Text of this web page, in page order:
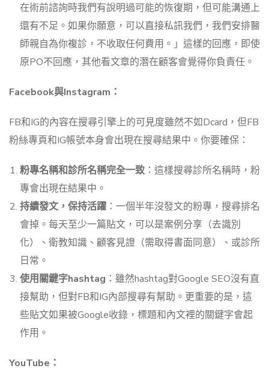
在術前諮詢時我們有說明過可能的恢復期，但可能溝通上
還有不足。如果你願意，可以直接私訊我們，我們安排醫
師親自為你複診，不收取任何費用。」這樣的回應，即使
原PO不回應，其他看文章的潛在顧客會覺得你負責任。
Facebook與Instagram：
FB和IG的內容在搜尋引擎上的可見度雖然不如Dcard，但FB
粉絲專頁和IG帳號本身會出現在搜尋結果中。你要確保：
粉專名稱和診所名稱完全一致 ：這樣搜尋診所名稱時，粉
專會出現在結果中。
持續發文，保持活躍 ：一個半年沒發文的粉專，搜尋排名
會掉。每天至少一篇貼文，可以是案例分享（去識別
化）、衛教知識、顧客見證（需取得書面同意）、或診所
日常。
使用關鍵字hashtag ：雖然hashtag對Google SEO沒有直
接幫助，但對FB和IG內部搜尋有幫助。更重要的是，這
些貼文如果被Google收錄，標題和內文裡的關鍵字會起
作用。
YouTube：